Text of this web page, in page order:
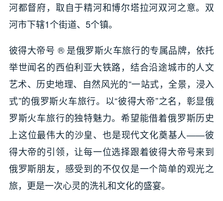
河都督府，取自于精河和博尔塔拉河双河之意。双
河市下辖1个街道、5个镇。
彼得大帝号 ® 是俄罗斯火车旅行的专属品牌，依托
举世闻名的西伯利亚大铁路，结合沿途城市的人文
艺术、历史地理、自然风光的“一站式，全景，浸入
式”的俄罗斯火车旅行。以“彼得大帝”之名，彰显俄
罗斯火车旅行的独特魅力。希望能借着俄罗斯历史
上这位最伟大的沙皇、也是现代文化奠基人——彼
得大帝的引领，让每一位选择跟着彼得大帝号来到
俄罗斯朋友，感受到的不仅仅是一个简单的观光之
旅，更是一次心灵的洗礼和文化的盛宴。